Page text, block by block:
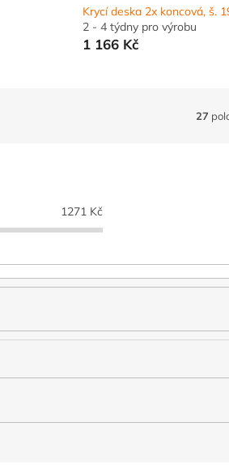
Krycí deska 2x koncová, š.
2 - 4 týdny pro výrobu
1 166 Kč
27
1271 Kč